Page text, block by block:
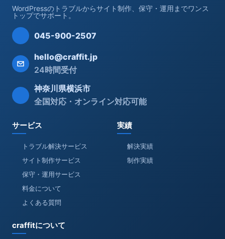
WordPressのトラブルからサイト制作、保守・運用までワンス
トップでサポート。
045-900-2507
hello@craffit.jp
24時間受付
神奈川県横浜市
全国対応・オンライン対応可能
サービス
トラブル解決サービス
サイト制作サービス
保守・運用サービス
料金について
よくある質問
実績
解決実績
制作実績
craffitについて